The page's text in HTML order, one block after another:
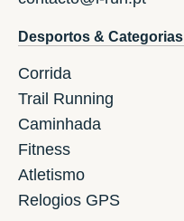
Desportos & Categorias
Corrida
Trail Running
Caminhada
Fitness
Atletismo
Relogios GPS